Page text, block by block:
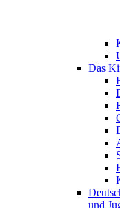
Das
und